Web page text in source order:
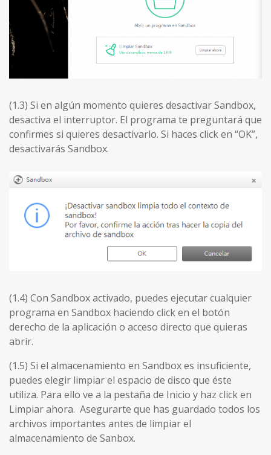
(1.3) Si en algún momento quieres desactivar Sandbox,
desactiva el interruptor. El programa te preguntará que
confirmes si quieres desactivarlo. Si haces click en “OK”,
desactivarás Sandbox.
(1.4) Con Sandbox activado, puedes ejecutar cualquier
programa en Sandbox haciendo click en el botón
derecho de la aplicación o acceso directo que quieras
abrir.
(1.5) Si el almacenamiento en Sandbox es insuficiente,
puedes elegir limpiar el espacio de disco que éste
utiliza. Para ello ve a la pestaña de Inicio y haz click en
Limpiar ahora. Asegurarte que has guardado todos los
archivos importantes antes de limpiar el
almacenamiento de Sanbox.